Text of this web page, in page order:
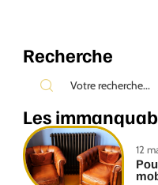
Recherche
Les
12